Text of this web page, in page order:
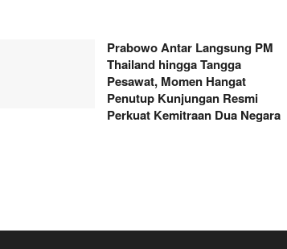
Prabowo Antar Langsung PM
Thailand hingga Tangga
Pesawat, Momen Hangat
Penutup Kunjungan Resmi
Perkuat Kemitraan Dua Negara